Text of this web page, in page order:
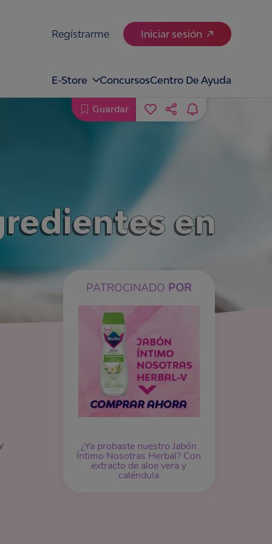
Regístrarme Iniciar sesión
E-Store ConcursosCentro De Ayuda
en
PATROCINADO POR
¿Ya probaste nuestro Jabón
Íntimo Nosotras Herbal? Con
extracto de aloe vera y
caléndula
Guardar